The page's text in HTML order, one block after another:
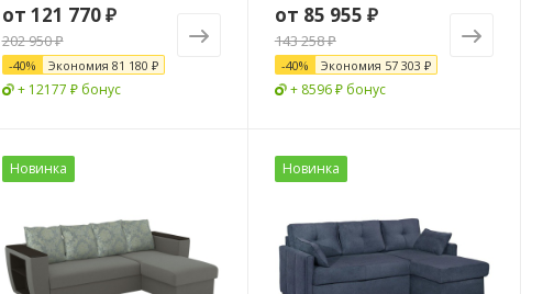
от 121 770 ₽
202 950 ₽
-40% Экономия 81 180 ₽
+ 12177 ₽ бонус
от 85 955 ₽
143 258 ₽
-40% Экономия 57 303 ₽
+ 8596 ₽ бонус
Новинка Новинка